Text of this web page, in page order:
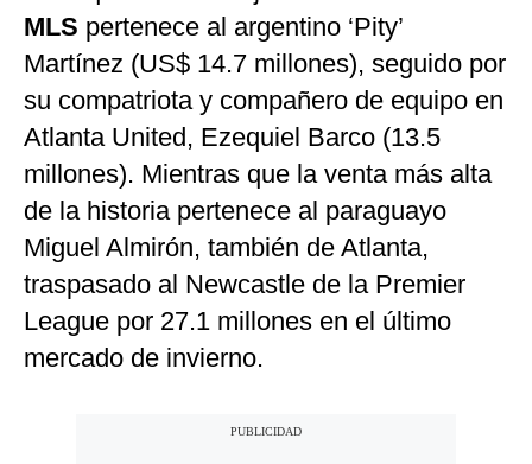
MLS pertenece al argentino ‘Pity’
Martínez (US$ 14.7 millones), seguido por
su compatriota y compañero de equipo en
Atlanta United, Ezequiel Barco (13.5
millones). Mientras que la venta más alta
de la historia pertenece al paraguayo
Miguel Almirón, también de Atlanta,
traspasado al Newcastle de la Premier
League por 27.1 millones en el último
mercado de invierno.